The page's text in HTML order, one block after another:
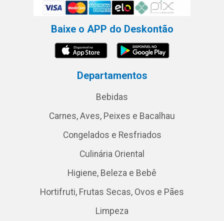
Baixe o APP do Deskontão
Departamentos
Bebidas
Carnes, Aves, Peixes e Bacalhau
Congelados e Resfriados
Culinária Oriental
Higiene, Beleza e Bebê
Hortifruti, Frutas Secas, Ovos e Pães
Limpeza